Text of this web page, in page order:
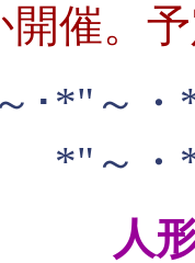
催。
･*"～
*"～・
人